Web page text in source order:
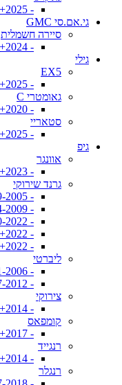
- 2025+
גי.אם.סי GMC
סיירה חשמלית
- 2024+
גילי
EX5
- 2025+
גאומטרי C
- 2020+
סטאריי
- 2025+
גיפ
אוונגר
- 2023+
גרנד שירוקי
- 1999-2005 (WJ)
- 2004-2009 (WK1)
- 2010-2022 (WK2)
- 2022+ (ארוך)
- 2022+ (קצר)
ליברטי
- 2001-2006
- 2007-2012
צירוקי
- 2014+
קומפאס
- 2017+
רנגייד
- 2014+
רנגלר